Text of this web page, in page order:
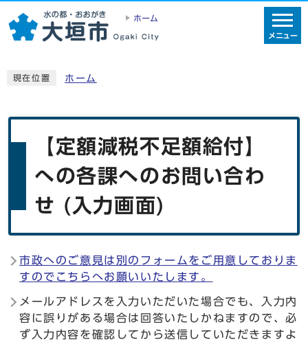
ホーム
メニュー
現在位置 ホーム
【定額減税不足額給付】
への各課へのお問い合わ
せ (入力画面)
市政へのご意見は別のフォームをご用意しておりま
すのでこちらへお願いいたします。
メールアドレスを入力いただいた場合でも、入力内
容に誤りがある場合は回答いたしかねますので、必
ず入力内容を確認してから送信していただきますよ